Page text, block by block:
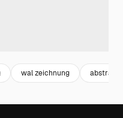
wal zeichnung abstrakt